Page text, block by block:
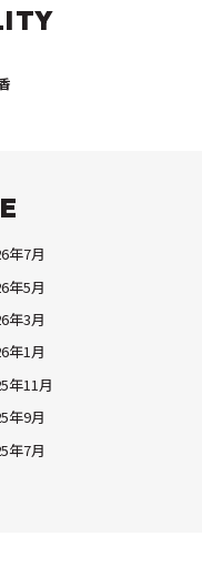
年7月
年5月
年3月
年1月
年11月
年9月
年7月